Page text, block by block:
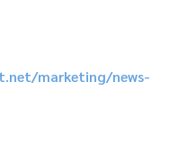
marketing/news-